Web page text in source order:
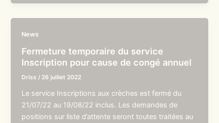
News
Fermeture temporaire du service
Inscription pour cause de congé annuel
Driss / 26 juillet 2022
Le service Inscriptions aux crèches est fermé du
21/07/22 au 19/08/22 inclus. Les demandes de
positions sur liste d’attente seront toutes traitées au